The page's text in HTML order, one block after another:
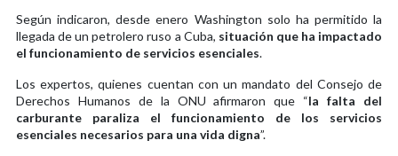
Según indicaron, desde enero Washington solo ha permitido la
llegada de un petrolero ruso a Cuba, situación que ha impactado
el funcionamiento de servicios esenciales.
Los expertos, quienes cuentan con un mandato del Consejo de
Derechos Humanos de la ONU afirmaron que “la falta del
carburante paraliza el funcionamiento de los servicios
esenciales necesarios para una vida digna”.